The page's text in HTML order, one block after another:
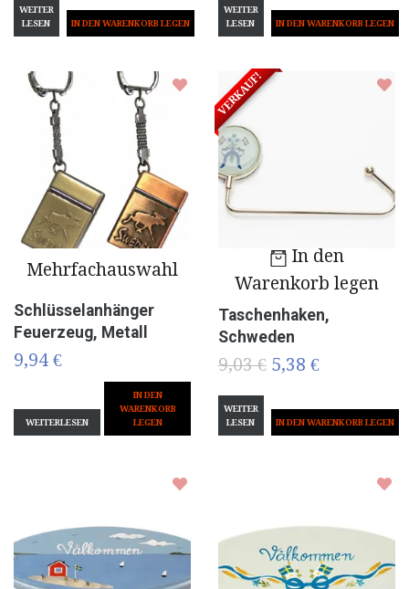
WEITER
LESEN
WEITER
LESEN
Mehrfachauswahl
Schlüsselanhänger
Feuerzeug, Metall
9,94 €
WEITERLESEN
IN DEN
WARENKORB
LEGEN
VERKAUF!
In den
Warenkorb legen
Taschenhaken,
Schweden
9,03 € 5,38 €
WEITER
LESEN